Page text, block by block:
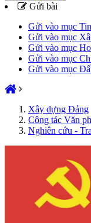
Gửi bài
Gửi vào mục
Gửi vào mục
Gửi vào mục
Gửi vào mục
Gửi vào mục
Xây dựng Đảng
Công tác Văn
Nghiên cứu -